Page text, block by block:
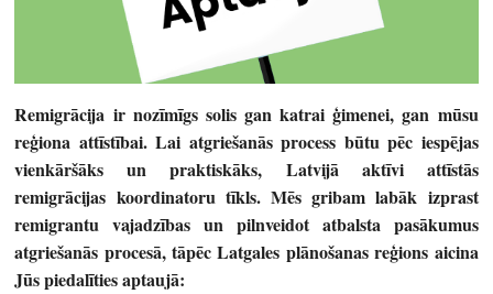
Remigrācija ir nozīmīgs solis gan katrai ģimenei, gan mūsu
reģiona attīstībai. Lai atgriešanās process būtu pēc iespējas
vienkāršāks un praktiskāks, Latvijā aktīvi attīstās
remigrācijas koordinatoru tīkls. Mēs gribam labāk izprast
remigrantu vajadzības un pilnveidot atbalsta pasākumus
atgriešanās procesā, tāpēc Latgales plānošanas reģions aicina
Jūs piedalīties aptaujā: